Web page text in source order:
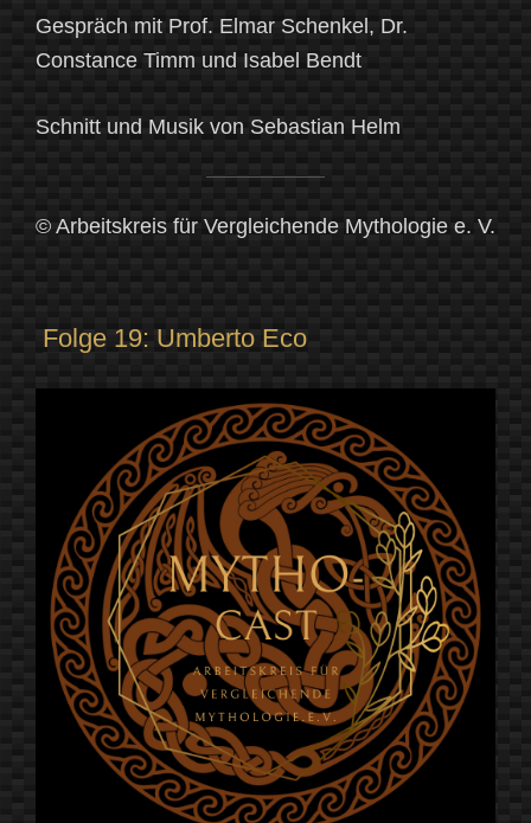
Gespräch mit Prof. Elmar Schenkel, Dr.
Constance Timm und Isabel Bendt
Schnitt und Musik von Sebastian Helm
© Arbeitskreis für Vergleichende Mythologie e. V.
Folge 19: Umberto Eco